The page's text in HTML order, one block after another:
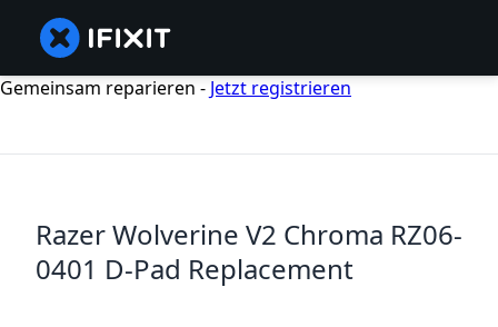
Gemeinsam reparieren - Jetzt registrieren
Razer Wolverine V2 Chroma RZ06-
0401 D-Pad Replacement